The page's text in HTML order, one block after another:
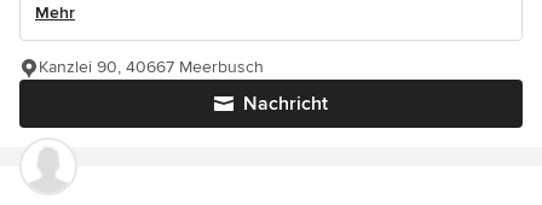
Mehr
Nachricht
Kanzlei 90, 40667 Meerbusch